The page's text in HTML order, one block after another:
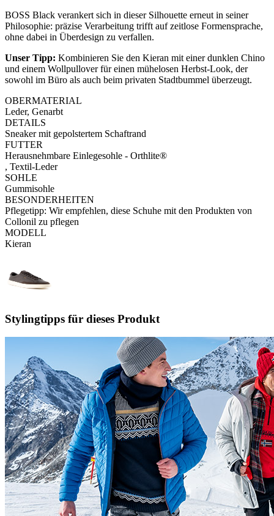
BOSS Black verankert sich in dieser Silhouette erneut in seiner
Philosophie: präzise Verarbeitung trifft auf zeitlose Formensprache,
ohne dabei in Überdesign zu verfallen.
Unser Tipp: Kombinieren Sie den Kieran mit einer dunklen Chino
und einem Wollpullover für einen mühelosen Herbst-Look, der
sowohl im Büro als auch beim privaten Stadtbummel überzeugt.
OBERMATERIAL
Leder, Genarbt
DETAILS
Sneaker mit gepolstertem Schaftrand
FUTTER
Herausnehmbare Einlegesohle - Orthlite®
, Textil-Leder
SOHLE
Gummisohle
BESONDERHEITEN
Pflegetipp: Wir empfehlen, diese Schuhe mit den Produkten von
Collonil zu pflegen
MODELL
Kieran
Stylingtipps für dieses Produkt